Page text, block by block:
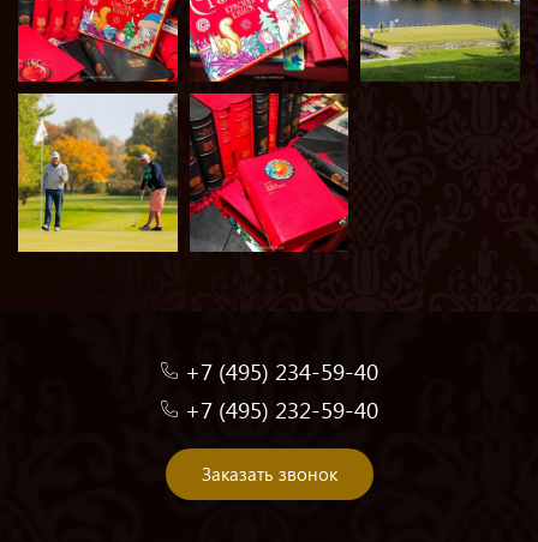
+7 (495) 234-59-40
+7 (495) 232-59-40
Заказать звонок